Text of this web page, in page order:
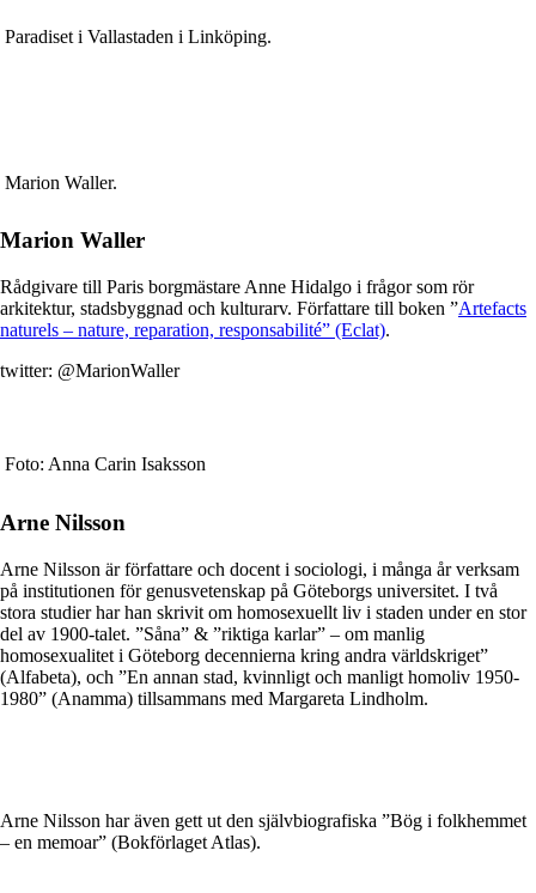
Paradiset i Vallastaden i Linköping.
Marion Waller.
Marion Waller
Rådgivare till Paris borgmästare Anne Hidalgo i frågor som rör
arkitektur, stadsbyggnad och kulturarv. Författare till boken ”Artefacts
naturels – nature, reparation, responsabilité” (Eclat).
twitter: @MarionWaller
Foto: Anna Carin Isaksson
Arne Nilsson
Arne Nilsson är författare och docent i sociologi, i många år verksam
på institutionen för genusvetenskap på Göteborgs universitet. I två
stora studier har han skrivit om homosexuellt liv i staden under en stor
del av 1900-talet. ”Såna” & ”riktiga karlar” – om manlig
homosexualitet i Göteborg decennierna kring andra världskriget”
(Alfabeta), och ”En annan stad, kvinnligt och manligt homoliv 1950-
1980” (Anamma) tillsammans med Margareta Lindholm.
Arne Nilsson har även gett ut den självbiografiska ”Bög i folkhemmet
– en memoar” (Bokförlaget Atlas).